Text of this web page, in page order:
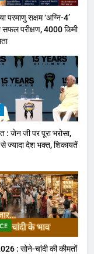
परमाणु सक्षम ‘अग्नि-4’
सफल परीक्षण, 4000 किमी
: जेन जी पर पूरा भरोसा,
देश भक्त, शिकायतें
: सोने-चांदी की कीमतों